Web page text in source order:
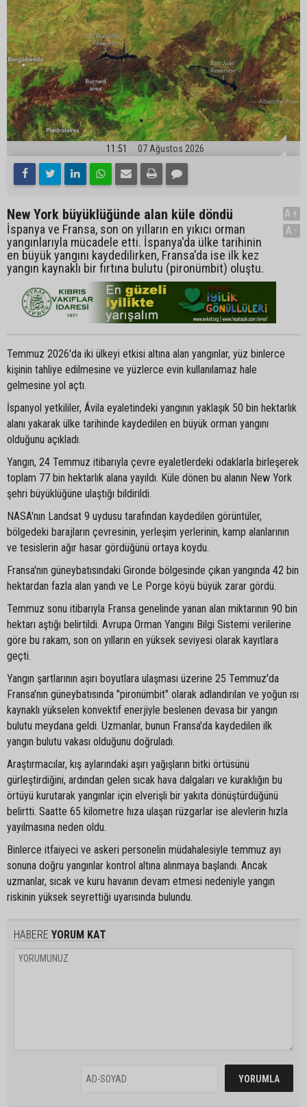
11:51 07 Ağustos 2026
New York büyüklüğünde alan küle döndü
İspanya ve Fransa, son on yılların en yıkıcı orman
yangınlarıyla mücadele etti. İspanya'da ülke tarihinin
en büyük yangını kaydedilirken, Fransa'da ise ilk kez
yangın kaynaklı bir fırtına bulutu (pironümbit) oluştu.
A+
A-
Temmuz 2026'da iki ülkeyi etkisi altına alan yangınlar, yüz binlerce
kişinin tahliye edilmesine ve yüzlerce evin kullanılamaz hale
gelmesine yol açtı.
İspanyol yetkililer, Ávila eyaletindeki yangının yaklaşık 50 bin hektarlık
alanı yakarak ülke tarihinde kaydedilen en büyük orman yangını
olduğunu açıkladı.
Yangın, 24 Temmuz itibarıyla çevre eyaletlerdeki odaklarla birleşerek
toplam 77 bin hektarlık alana yayıldı. Küle dönen bu alanın New York
şehri büyüklüğüne ulaştığı bildirildi.
NASA'nın Landsat 9 uydusu tarafından kaydedilen görüntüler,
bölgedeki barajların çevresinin, yerleşim yerlerinin, kamp alanlarının
ve tesislerin ağır hasar gördüğünü ortaya koydu.
Fransa'nın güneybatısındaki Gironde bölgesinde çıkan yangında 42 bin
hektardan fazla alan yandı ve Le Porge köyü büyük zarar gördü.
Temmuz sonu itibarıyla Fransa genelinde yanan alan miktarının 90 bin
hektarı aştığı belirtildi. Avrupa Orman Yangını Bilgi Sistemi verilerine
göre bu rakam, son on yılların en yüksek seviyesi olarak kayıtlara
geçti.
Yangın şartlarının aşırı boyutlara ulaşması üzerine 25 Temmuz'da
Fransa'nın güneybatısında "pironümbit" olarak adlandırılan ve yoğun ısı
kaynaklı yükselen konvektif enerjiyle beslenen devasa bir yangın
bulutu meydana geldi. Uzmanlar, bunun Fransa'da kaydedilen ilk
yangın bulutu vakası olduğunu doğruladı.
Araştırmacılar, kış aylarındaki aşırı yağışların bitki örtüsünü
gürleştirdiğini, ardından gelen sıcak hava dalgaları ve kuraklığın bu
örtüyü kurutarak yangınlar için elverişli bir yakıta dönüştürdüğünü
belirtti. Saatte 65 kilometre hıza ulaşan rüzgarlar ise alevlerin hızla
yayılmasına neden oldu.
Binlerce itfaiyeci ve askeri personelin müdahalesiyle temmuz ayı
sonuna doğru yangınlar kontrol altına alınmaya başlandı. Ancak
uzmanlar, sıcak ve kuru havanın devam etmesi nedeniyle yangın
riskinin yüksek seyrettiği uyarısında bulundu.
HABERE YORUM KAT